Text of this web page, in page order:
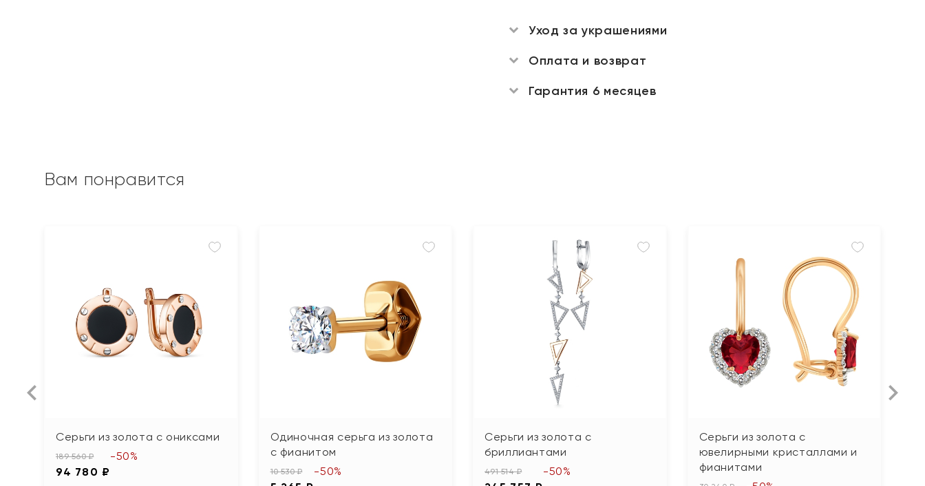
Уход за украшениями
Оплата и возврат
Гарантия 6 месяцев
Вам понравится
Серьги из золота с ониксами
189 560 ₽
94 780 ₽
-50%
Одиночная серьга из золота
с фианитом
10 530 ₽ -50%
Серьги из золота с
бриллиантами
491 514 ₽ -50%
Серьги из золота с
ювелирными кристаллами и
фианитами